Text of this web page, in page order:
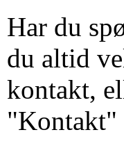
Har du
du altid
kontakt,
"Kontakt"